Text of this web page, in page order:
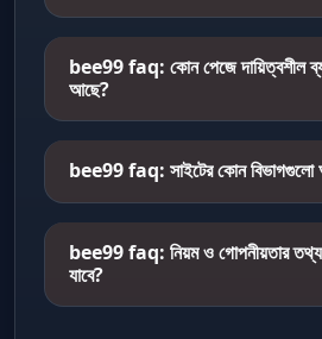
bee99 faq: কোন পেজে দায়িত্বশীল
আছে?
bee99 faq: সাইটের কোন বিভাগগুলো
bee99 faq: নিয়ম ও গোপনীয়তার তথ্য
যাবে?